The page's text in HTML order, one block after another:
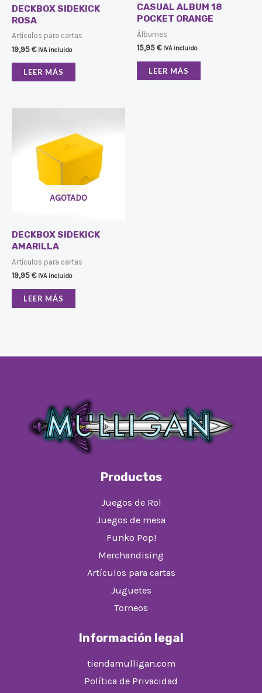
DECKBOX SIDEKICK
ROSA
Artículos para cartas
19,95€ IVA incluido
LEER MÁS
CASUAL ALBUM 18
POCKET ORANGE
Álbumes
15,95€ IVA incluido
LEER MÁS
AGOTADO
DECKBOX SIDEKICK
AMARILLA
Artículos para cartas
19,95€ IVA incluido
LEER MÁS
Productos
Juegos de Rol
Juegos de mesa
Funko Pop!
Merchandising
Artículos para cartas
Juguetes
Torneos
Información legal
tiendamulligan.com
Política de Privacidad